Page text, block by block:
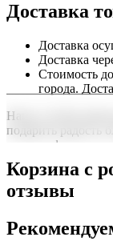
Доставка
Доставка
Доставка
Стоимость
города.
Наша служба
подарить радость
можно оформить
Нужна срочная
минут или день в
точность до
Корзина с
отзывы